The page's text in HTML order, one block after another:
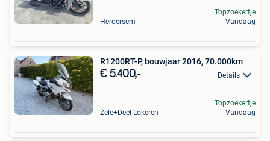
Herdersem
Topzoekertje
Vandaag
R1200RT-P, bouwjaar 2016, 70.000km
€ 5.400,- Details
Zele+Deel Lokeren
Topzoekertje
Vandaag